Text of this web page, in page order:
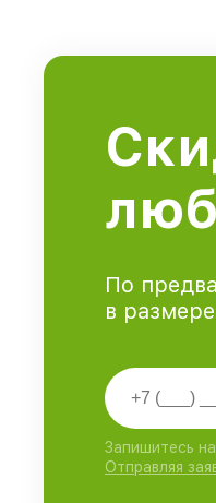
По
в
Запишитесь
Отправляя